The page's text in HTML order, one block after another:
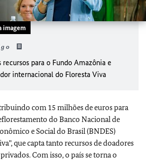
imagem
para o Fundo Amazônia e
internacional do Floresta Viva
com 15 milhões de euros para
do Banco Nacional de
e Social do Brasil (BNDES)
que capta tanto recursos de doadores
Com isso, o país se torna o